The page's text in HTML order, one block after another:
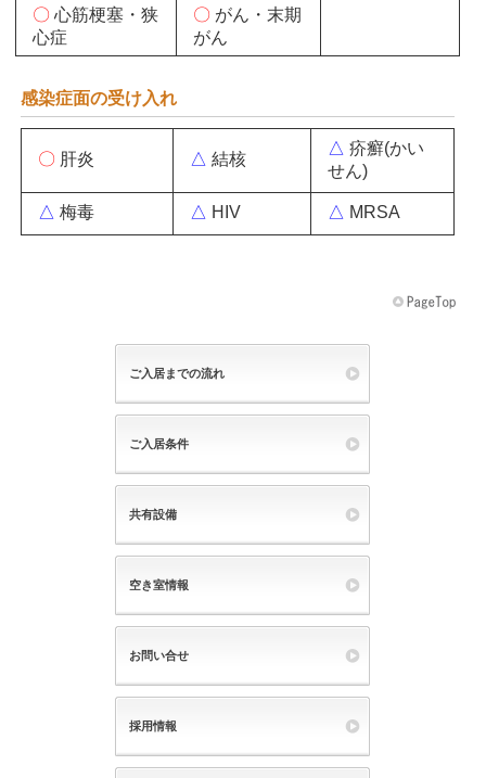
〇 心筋梗塞・狭
心症
〇 がん・末期
がん
感染症面の受け入れ
〇 肝炎 △ 結核
△ 疥癬(かい
せん)
△ 梅毒 △ HIV △ MRSA
ご入居までの流れ
ご入居条件
共有設備
空き室情報
お問い合せ
採用情報